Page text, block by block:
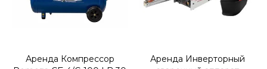
Аренда Компрессор
Аренда Инверторный